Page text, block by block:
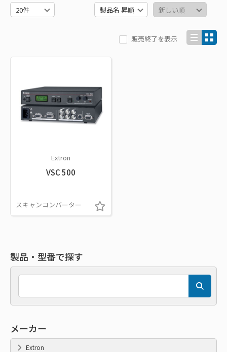
販売終了を表示
Extron
VSC 500
スキャンコンバーター
製品・型番で探す
メーカー
Extron